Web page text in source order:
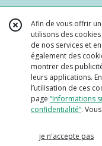
Afin de vous offrir
utilisons des
de nos services et
également des
montrer des
leurs applications.
l’utilisation de ces
page “Informations
confidentialité“.
je n'accepte pas